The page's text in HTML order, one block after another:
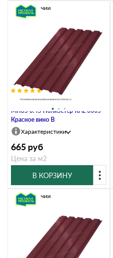
Профлист Металл Профиль
МП35 0.45 Полиэстер RAL 3005
Красное вино B
В наличии
Характеристики
665 руб
Цена за м2
В КОРЗИНУ
В наличии